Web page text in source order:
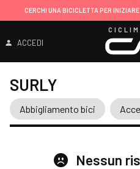
CERCHI UNA BICICLETTA PER
ACCEDI
SURLY
Abbigliamento bici
Nessun